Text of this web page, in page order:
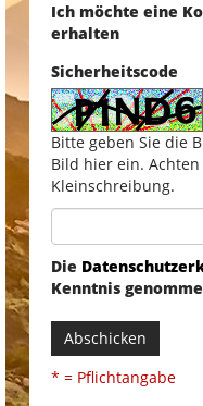
Ich möchte eine
erhalten
Sicherheitscode
Bitte geben Sie die
Bild hier ein.
Kleinschreibung.
Die
Kenntnis
Abschicken
* = Pflichtangabe